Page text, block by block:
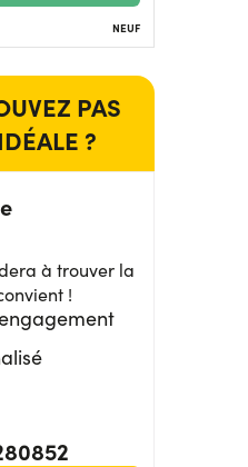
NEUF
PAS
?
à trouver la
!